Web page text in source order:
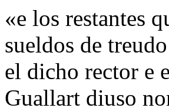
«e los restantes
sueldos de
el dicho rector e
Guallart diuso